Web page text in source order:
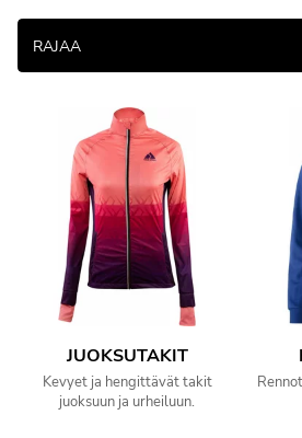
RAJAA
JUOKSUTAKIT
Kevyet ja hengittävät takit
juoksuun ja urheiluun.